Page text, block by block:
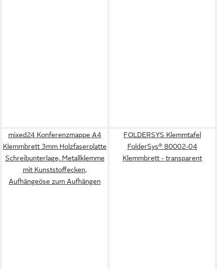
mixed24 Konferenzmappe A4
Klemmbrett 3mm Holzfaserplatte
Schreibunterlage, Metallklemme
mit Kunststoffecken,
Aufhängeöse zum Aufhängen
FOLDERSYS Klemmtafel
FolderSys® 80002-04
Klemmbrett - transparent